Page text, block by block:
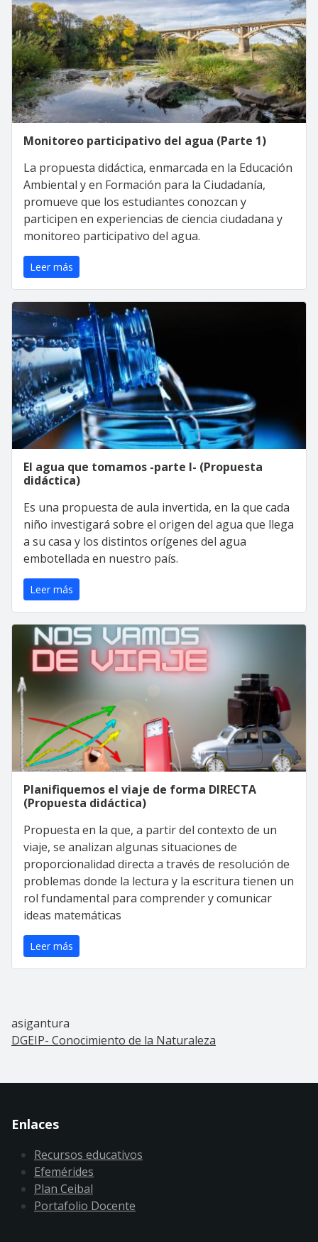
Monitoreo participativo del agua (Parte 1)
La propuesta didáctica, enmarcada en la Educación
Ambiental y en Formación para la Ciudadanía,
promueve que los estudiantes conozcan y
participen en experiencias de ciencia ciudadana y
monitoreo participativo del agua.
Leer más
El agua que tomamos -parte I- (Propuesta
didáctica)
Es una propuesta de aula invertida, en la que cada
niño investigará sobre el origen del agua que llega
a su casa y los distintos orígenes del agua
embotellada en nuestro país.
Leer más
Planifiquemos el viaje de forma DIRECTA
(Propuesta didáctica)
Propuesta en la que, a partir del contexto de un
viaje, se analizan algunas situaciones de
proporcionalidad directa a través de resolución de
problemas donde la lectura y la escritura tienen un
rol fundamental para comprender y comunicar
ideas matemáticas
Leer más
asigantura
DGEIP- Conocimiento de la Naturaleza
Enlaces
Recursos educativos
Efemérides
Plan Ceibal
Portafolio Docente